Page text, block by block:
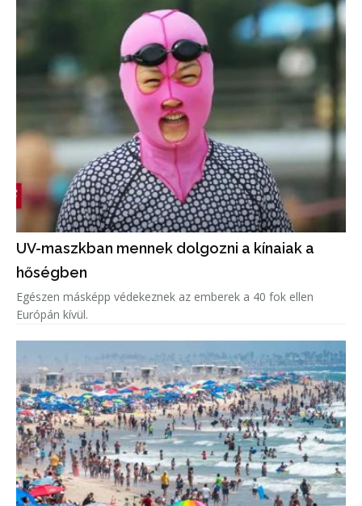
UV-maszkban mennek dolgozni a kínaiak a
hőségben
Egészen másképp védekeznek az emberek a 40 fok ellen
Európán kívül.